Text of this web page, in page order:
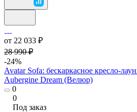
от 22 033 ₽
28 990 ₽
-24%
Avatar Sofa: бескаркасное кресло-
Aubergine Dream (Велюр)
0
0
Под заказ